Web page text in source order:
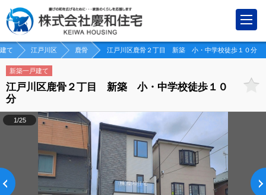
て 江戸川区 鹿骨 江戸川区鹿骨２丁目 新築 小・中学校徒歩１０分
新築一戸建て
江戸川区鹿骨２丁目 新築 小・中学校徒歩１０
分
1/25